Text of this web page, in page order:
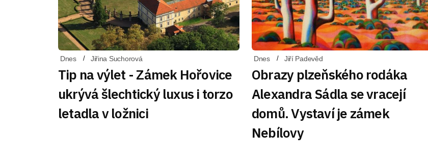
Dnes Jiřina Suchorová
Tip na výlet - Zámek Hořovice
ukrývá šlechtický luxus i torzo
letadla v ložnici
Dnes Jiří Padevěd
Obrazy plzeňského rodáka
Alexandra Sádla se vracejí
domů. Vystaví je zámek
Nebílovy